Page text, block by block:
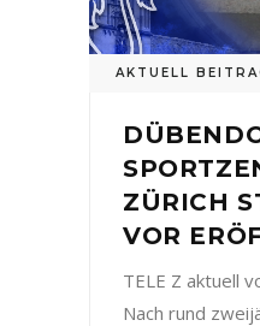
AKTUELL
ZÜRICH
VOR
TELE Z aktuell
Nach rund